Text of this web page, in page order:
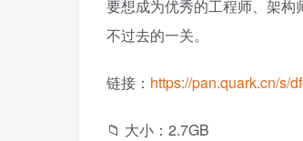
要想成为优秀的工程师、架
不过去的一关。
链接： https://pan.quark.cn/s/
📁 大小：2.7GB